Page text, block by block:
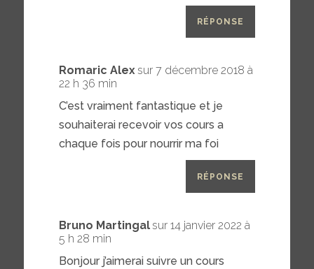
RÉPONSE
Romaric Alexsur 7 décembre 2018 à
22 h 36 min
C’est vraiment fantastique et je
souhaiterai recevoir vos cours a
chaque fois pour nourrir ma foi
RÉPONSE
Bruno Martingalsur 14 janvier 2022 à
5 h 28 min
Bonjour j’aimerai suivre un cours